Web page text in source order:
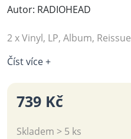
Autor: RADIOHEAD
2 x Vinyl, LP, Album, Reissue
Číst více +
739 Kč
Skladem > 5 ks